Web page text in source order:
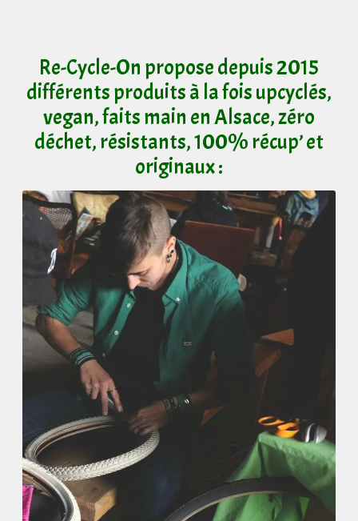
variations.
Les
options
peuvent
être
sur
la
page
du
Re-Cycle-On propose depuis 2015
différents produits à la fois upcyclés,
vegan, faits main en Alsace, zéro
déchet, résistants, 100% récup’ et
originaux :